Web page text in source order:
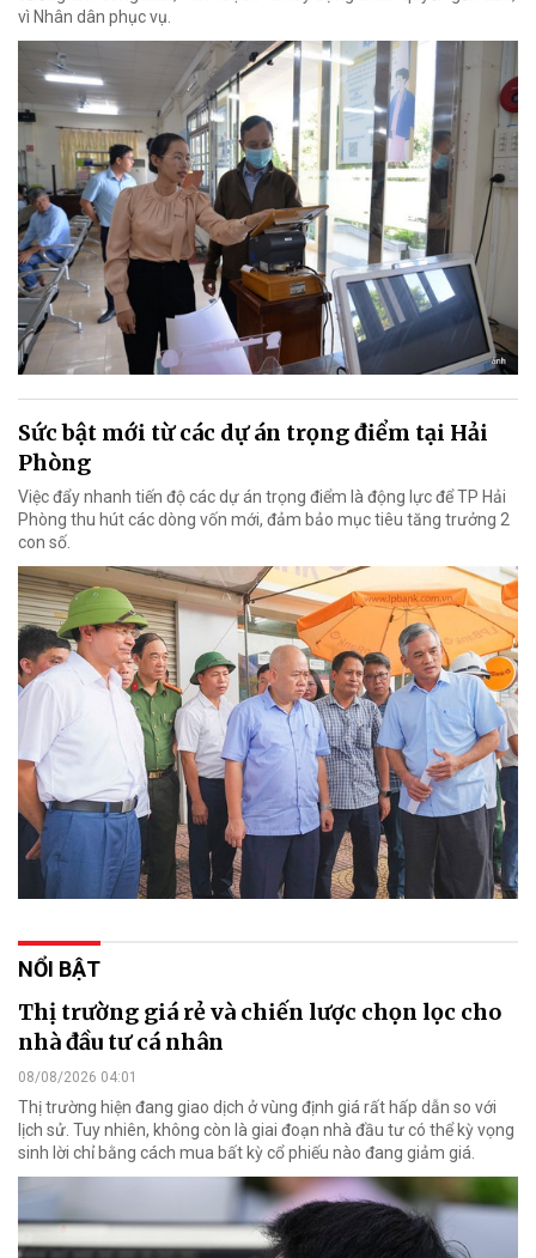
vì Nhân dân phục vụ.
Sức bật mới từ các dự án trọng điểm tại Hải
Phòng
Việc đẩy nhanh tiến độ các dự án trọng điểm là động lực để TP Hải
Phòng thu hút các dòng vốn mới, đảm bảo mục tiêu tăng trưởng 2
con số.
NỔI BẬT
Thị trường giá rẻ và chiến lược chọn lọc cho
nhà đầu tư cá nhân
08/08/2026 04:01
Thị trường hiện đang giao dịch ở vùng định giá rất hấp dẫn so với
lịch sử. Tuy nhiên, không còn là giai đoạn nhà đầu tư có thể kỳ vọng
sinh lời chỉ bằng cách mua bất kỳ cổ phiếu nào đang giảm giá.